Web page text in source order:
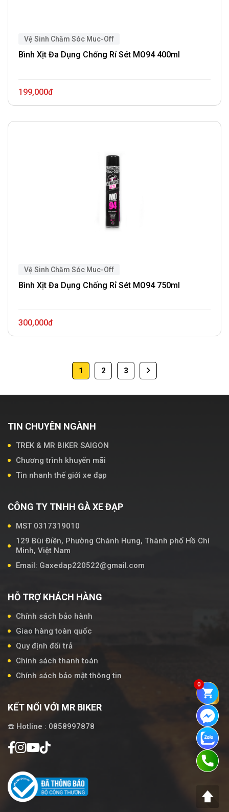
Vệ Sinh Chăm Sóc Muc-Off
Bình Xịt Đa Dụng Chống Rỉ Sét MO94 400ml
199,000đ
Vệ Sinh Chăm Sóc Muc-Off
Bình Xịt Đa Dụng Chống Rỉ Sét MO94 750ml
300,000đ
1 2 3
TIN CHUYÊN NGÀNH
TREK & MR BIKER SAIGON
Chương trình khuyến mãi
Tin nhanh thế giới xe đạp
CÔNG TY TNHH GÀ XE ĐẠP
MST 0317319010
129 Bùi Điền, Phường Chánh Hưng, Thành phố Hồ Chí
Minh, Việt Nam
Email: Gaxedap220522@gmail.com
HỖ TRỢ KHÁCH HÀNG
Chính sách bảo hành
Giao hàng toàn quốc
Quy định đổi trả
Chính sách thanh toán
Chính sách bảo mật thông tin
KẾT NỐI VỚI MR BIKER
☎️ Hotline : 0858997878
0